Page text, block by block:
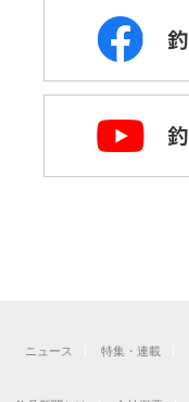
ニュース 特集・連載